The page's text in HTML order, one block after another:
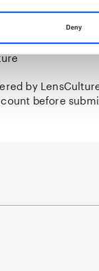
Deny
The Caravan /
/ Curator
BredaPhoto
by
before